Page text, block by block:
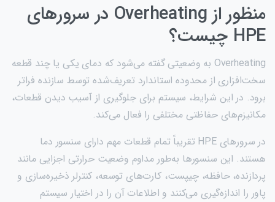
منظور از Overheating در سرورهای
HPE چیست؟
Overheating به وضعیتی گفته می‌شود که دمای یکی یا چند قطعه
سخت‌افزاری از محدوده استاندارد تعریف‌شده توسط سازنده فراتر
برود. در این شرایط، سیستم برای جلوگیری از آسیب دیدن قطعات،
مکانیزم‌های حفاظتی مختلفی را فعال می‌کند.
در سرورهای HPE تقریباً تمام قطعات مهم دارای سنسور دما
هستند. این سنسورها به‌طور مداوم وضعیت حرارتی اجزایی مانند
پردازنده، حافظه، چیپست، کارت‌های توسعه، کنترلر ذخیره‌سازی و
پاور را اندازه‌گیری می‌کنند و اطلاعات آن را در اختیار سیستم